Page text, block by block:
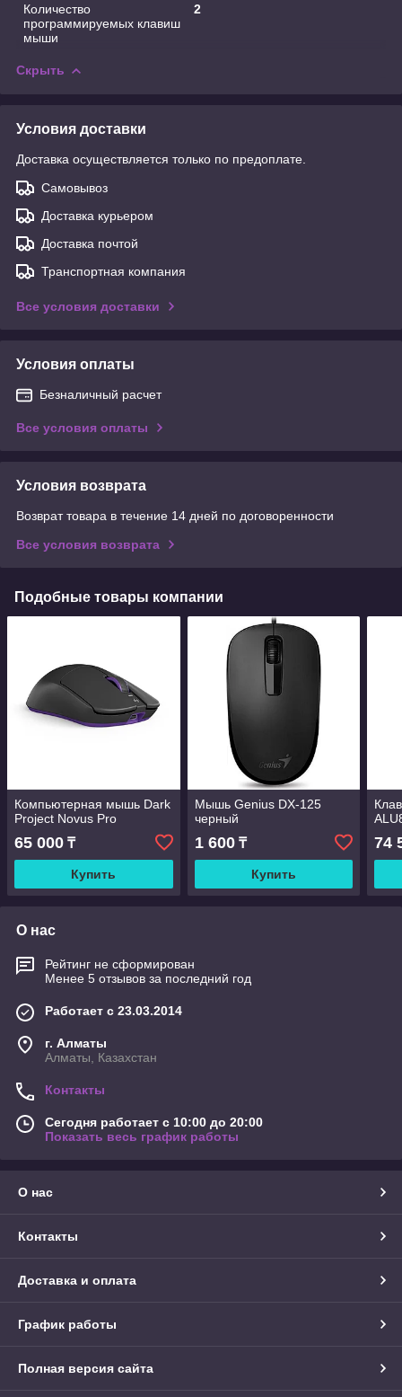
Количество
программируемых клавиш
мыши
2
Скрыть
Условия доставки
Доставка осуществляется только по предоплате.
Самовывоз
Доставка курьером
Доставка почтой
Транспортная компания
Все условия доставки
Условия оплаты
Безналичный расчет
Все условия оплаты
Условия возврата
Возврат товара в течение 14 дней по договоренности
Все условия возврата
Подобные товары компании
Компьютерная мышь Dark
Project Novus Pro
65 000 ₸
Купить
Мышь Genius DX-125
черный
1 600₸
Купить
74
О нас
Рейтинг не сформирован
Менее 5 отзывов за последний год
Работает с 23.03.2014
г. Алматы
Алматы, Казахстан
Контакты
Сегодня работает с 10:00 до 20:00
Показать весь график работы
О нас
Контакты
Доставка и оплата
График работы
Полная версия сайта